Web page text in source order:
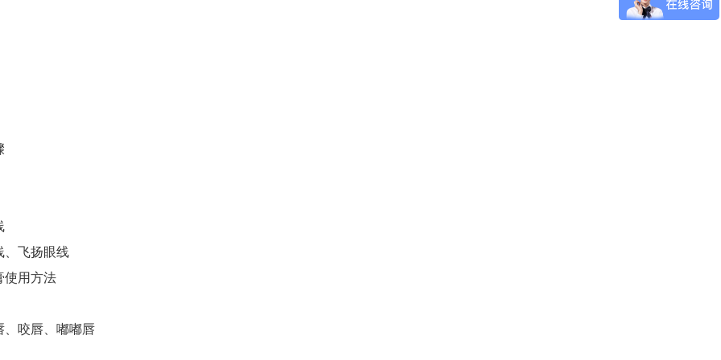
、飞扬眼线
使用方法
、咬唇、嘟嘟唇